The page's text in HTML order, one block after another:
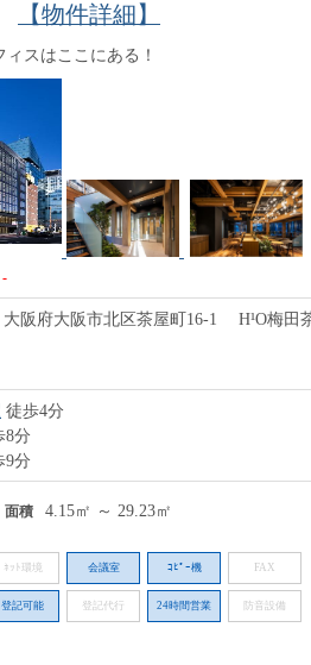
【物件詳細】
ィスはここにある！
-
大阪府大阪市北区茶屋町16-1 H¹O梅田
徒歩4分
8分
9分
面積 4.15㎡ ～ 29.23㎡
ﾈｯﾄ環境 会議室 ｺﾋﾟｰ機 FAX
登記可能 登記代行 24時間営業 防音設備